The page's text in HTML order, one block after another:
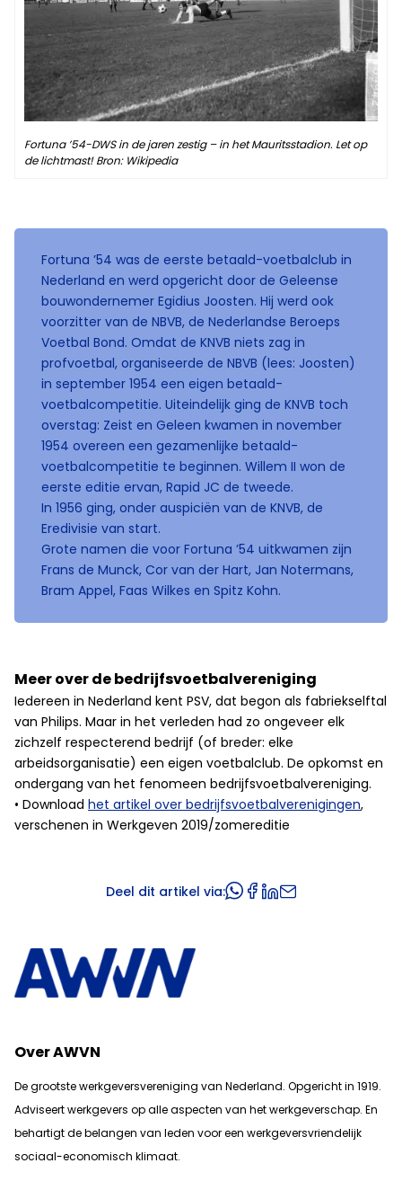
Fortuna ’54-DWS in de jaren zestig – in het Mauritsstadion. Let op
de lichtmast! Bron: Wikipedia
Fortuna ’54 was de eerste betaald-voetbalclub in
Nederland en werd opgericht door de Geleense
bouwondernemer Egidius Joosten. Hij werd ook
voorzitter van de NBVB, de Nederlandse Beroeps
Voetbal Bond. Omdat de KNVB niets zag in
profvoetbal, organiseerde de NBVB (lees: Joosten)
in september 1954 een eigen betaald-
voetbalcompetitie. Uiteindelijk ging de KNVB toch
overstag: Zeist en Geleen kwamen in november
1954 overeen een gezamenlijke betaald-
voetbalcompetitie te beginnen. Willem II won de
eerste editie ervan, Rapid JC de tweede.
In 1956 ging, onder auspiciën van de KNVB, de
Eredivisie van start.
Grote namen die voor Fortuna ’54 uitkwamen zijn
Frans de Munck, Cor van der Hart, Jan Notermans,
Bram Appel, Faas Wilkes en Spitz Kohn.
Meer over de bedrijfsvoetbalvereniging
Iedereen in Nederland kent PSV, dat begon als fabriekselftal
van Philips. Maar in het verleden had zo ongeveer elk
zichzelf respecterend bedrijf (of breder: elke
arbeidsorganisatie) een eigen voetbalclub. De opkomst en
ondergang van het fenomeen bedrijfsvoetbalvereniging.
• Download het artikel over bedrijfsvoetbalverenigingen,
verschenen in Werkgeven 2019/zomereditie
Deel dit artikel via:
Over AWVN
De grootste werkgeversvereniging van Nederland. Opgericht in 1919.
Adviseert werkgevers op alle aspecten van het werkgeverschap. En
behartigt de belangen van leden voor een werkgeversvriendelijk
sociaal-economisch klimaat.